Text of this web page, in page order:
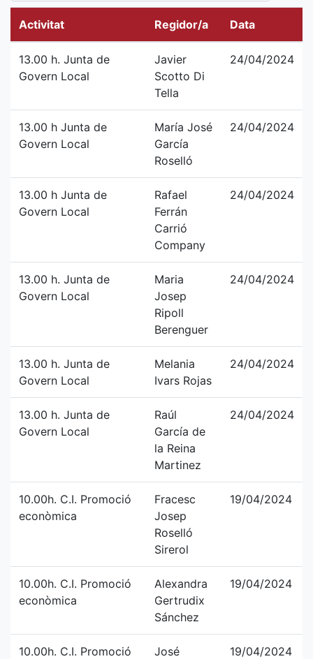
Activitat Regidor/a Data
13.00 h. Junta de
Govern Local
Javier
Scotto Di
Tella
24/04/2024
13.00 h Junta de
Govern Local
María José
García
Roselló
24/04/2024
13.00 h Junta de
Govern Local
Rafael
Ferrán
Carrió
Company
24/04/2024
13.00 h. Junta de
Govern Local
Maria
Josep
Ripoll
Berenguer
24/04/2024
13.00 h. Junta de
Govern Local
Melania
Ivars Rojas
24/04/2024
13.00 h. Junta de
Govern Local
Raúl
García de
la Reina
Martinez
24/04/2024
10.00h. C.I. Promoció
econòmica
Fracesc
Josep
Roselló
Sirerol
19/04/2024
10.00h. C.I. Promoció
econòmica
Alexandra
Gertrudix
Sánchez
19/04/2024
10.00h. C.I. Promoció
José
19/04/2024